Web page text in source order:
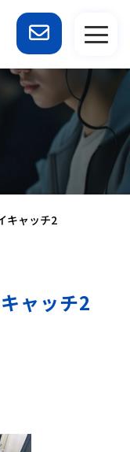
キャッチ2
ャッチ2